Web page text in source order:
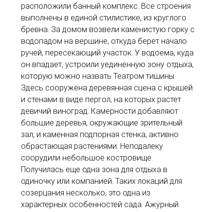
расположили банный комплекс. Все строения
выполнены в единой стилистике, из круглого
бревна. За домом возвели каменистую горку с
водопадом на вершине, откуда берет начало
ручей, пересекающий участок. У водоема, куда
он впадает, устроили уединенную зону отдыха,
которую можно назвать Театром тишины.
Здесь сооружена деревянная сцена с крышей
и стенами в виде пергол, на которых растет
девичий виноград. Камерности добавляют
большие деревья, окружающие зрительный
зал, и каменная подпорная стенка, активно
обрастающая растениями. Неподалеку
соорудили небольшое костровище.
Получилась еще одна зона для отдыха в
одиночку или компанией. Таких локаций для
созерцания несколько, это одна из
характерных особенностей сада. Ажурный